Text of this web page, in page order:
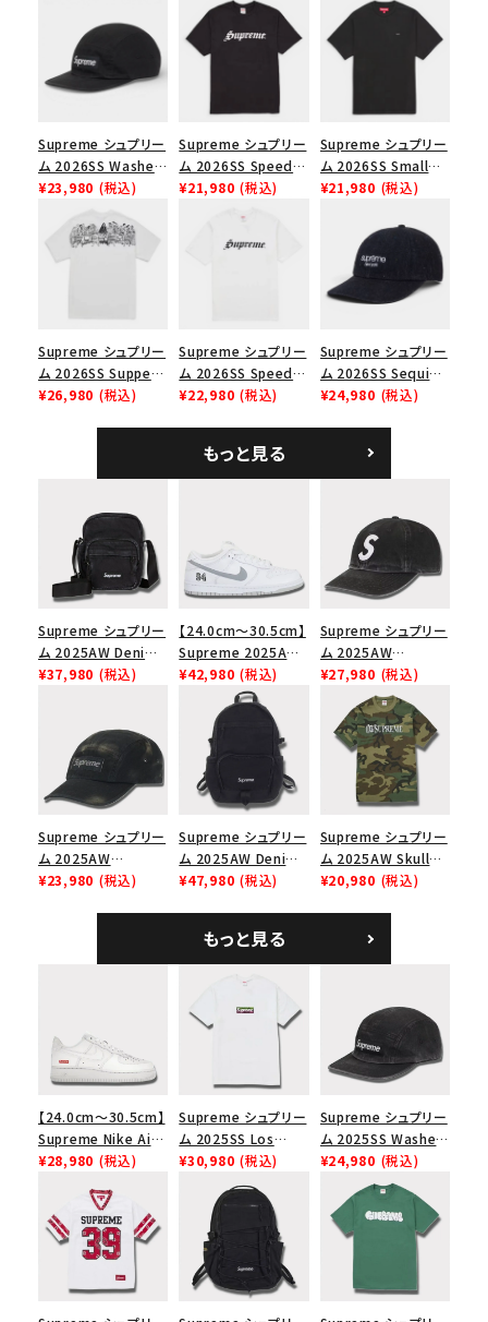
価格から探す
円 ～
在庫のない商品を表示する
絞り込んで検索する
Supreme シュプリー
ム 2026SS Washed
Chino Twill Camp
Cap ウォッシュド チ
ノツイル キャンプキャ
ップ ブラック
¥23,980 (税込)
Supreme シュプリー
ム 2026SS Speed
Tee スピードTシャツ
¥21,980 (税込)
Supreme シュプリー
ム 2026SS Small
Box Tee スモールボ
¥21,980 (税込)
Supreme シュプリー
ム 2026SS Supper
Tee サパーTシャツ
¥26,980 (税込)
Supreme シュプリー
ム 2026SS Speed
Tee スピードTシャツ
¥22,980 (税込)
Supreme シュプリー
ム 2026SS Sequin
Denim Classic
シックロゴ 6パネルキ
ャップ ブラック
¥24,980 (税込)
もっと見る
Supreme シュプリー
ム 2025AW Denim
Shoulder Bag デニ
¥37,980 (税込)
【24.0cm～30.5cm】
Supreme 2025AW
Nike SB Dunk Low
ナイキ SB ダンク ロ
ー スニーカー ホワイ
¥42,980 (税込)
Supreme シュプリー
ム 2025AW
Pigment Coated
2-Tone S Logo 6-
Panel Cap ピグメン
トコーテッド 2トーン
エスロゴ 6パネルキャ
ップ ブラック
¥27,980 (税込)
Supreme シュプリー
ム 2025AW
Overdyed Camp
¥23,980 (税込)
Supreme シュプリー
ム 2025AW Denim
Backpack デニム バ
¥47,980 (税込)
Supreme シュプリー
ム 2025AW Skull
Tee スカル Tシャ
¥20,980 (税込)
もっと見る
【24.0cm～30.5cm】
Supreme Nike Air
Force 1 Low シュプ
ース１スニーカー シ
ューズ ホワイト
¥28,980 (税込)
Supreme シュプリー
ム 2025SS Los
Angeles Fire Relief
Box Logo Tee ファ
イヤーリリーフボック
スロゴTシャツ ホワ
イト 白
¥30,980 (税込)
Supreme シュプリー
ム 2025SS Washed
Chino Twill Camp
Cap ウォッシュチノツ
イルキャンプキャップ
ブラック 黒
¥24,980 (税込)